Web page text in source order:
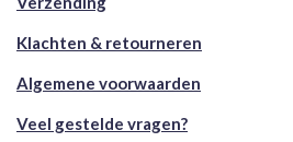
Klachten & retourneren
Algemene voorwaarden
Veel gestelde vragen?